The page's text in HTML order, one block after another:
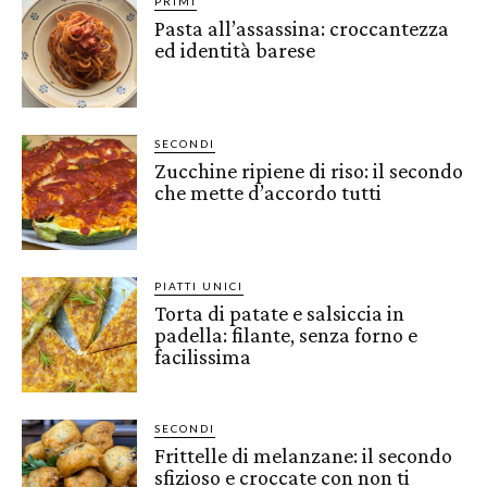
Pasta all’assassina: croccantezza
ed identità barese
SECONDI
Zucchine ripiene di riso: il secondo
che mette d’accordo tutti
PIATTI UNICI
Torta di patate e salsiccia in
padella: filante, senza forno e
facilissima
SECONDI
Frittelle di melanzane: il secondo
sfizioso e croccate con non ti